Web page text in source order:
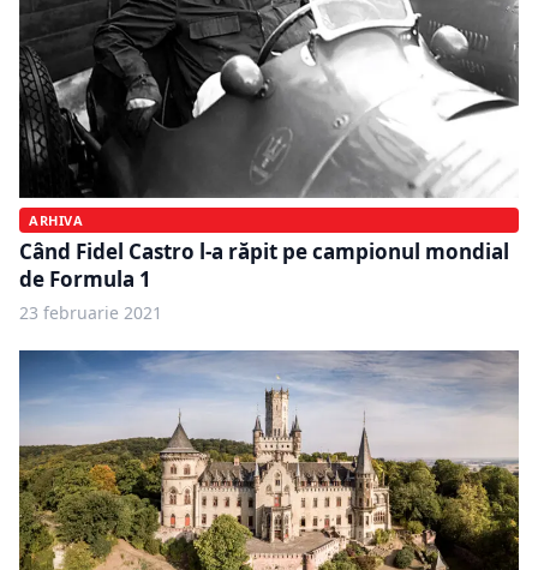
ARHIVA
Când Fidel Castro l-a răpit pe campionul mondial
de Formula 1
23 februarie 2021